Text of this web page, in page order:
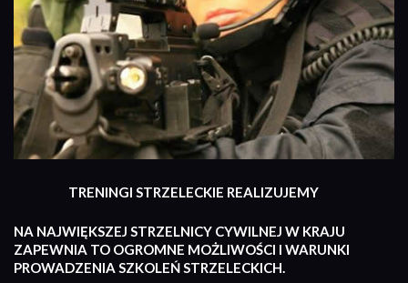
TRENINGI STRZELECKIE REALIZUJEMY
NA NAJWIĘKSZEJ STRZELNICY CYWILNEJ W KRAJU
ZAPEWNIA TO OGROMNE MOŻLIWOŚCI I WARUNKI
PROWADZENIA SZKOLEŃ STRZELECKICH.